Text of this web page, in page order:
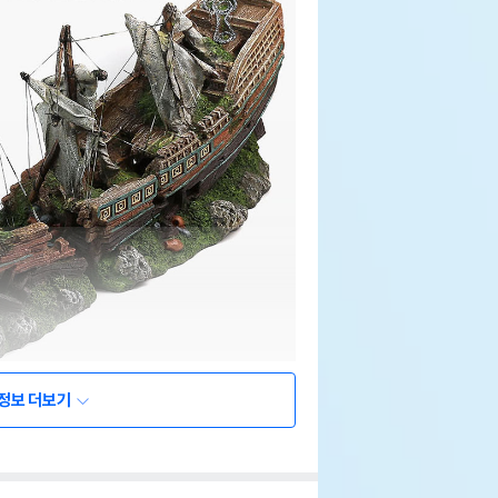
보 더보기